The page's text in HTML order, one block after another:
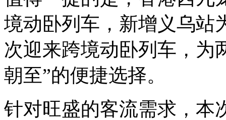
境动卧列车，新增义乌站
次迎来跨境动卧列车，为
朝至”的便捷选择。
针对旺盛的客流需求，本